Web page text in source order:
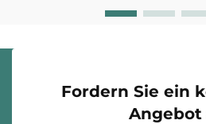
Fordern Sie ein
Angebot